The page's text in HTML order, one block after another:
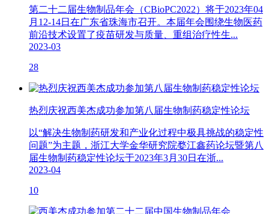
第二十二届生物制品年会（CBioPC2022）将于2023年04
月12-14日在广东省珠海市召开。本届年会围绕生物医药
前沿技术设置了疫苗研发与质量、重组治疗性生...
2023-03
28
热烈庆祝西美杰成功参加第八届生物制药稳定性论坛
以“解决生物制药研发和产业化过程中极具挑战的稳定性
问题”为主题，浙江大学金华研究院婺江鑫药论坛暨第八
届生物制药稳定性论坛于2023年3月30日在浙...
2023-04
10